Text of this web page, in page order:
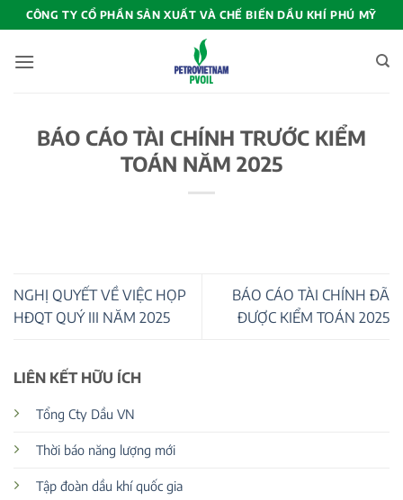
qua
nội
CÔNG TY CỔ PHẦN SẢN XUẤT VÀ CHẾ BIẾN DẦU KHÍ PHÚ MỸ
BÁO CÁO TÀI CHÍNH TRƯỚC KIỂM
TOÁN NĂM 2025
NGHỊ QUYẾT VỀ VIỆC HỌP
HĐQT QUÝ III NĂM 2025
BÁO CÁO TÀI CHÍNH ĐÃ
ĐƯỢC KIỂM TOÁN 2025
LIÊN KẾT HỮU ÍCH
Tổng Cty Dầu VN
Thời báo năng lượng mới
Tập đoàn dầu khí quốc gia